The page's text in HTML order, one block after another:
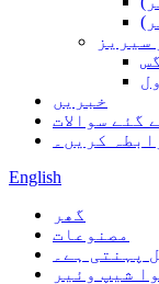
سیریز
خبریں
گئے سوالات
کریں۔
English
گھر
مصنوعات
پہنتی ہے۔
شیپ وئیر